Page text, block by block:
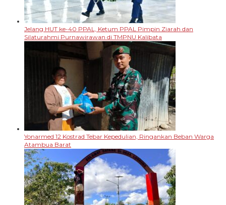
Jelang HUT ke-40 PPAL, Ketum PPAL Pimpin Ziarah dan
Silaturahmi Purnawirawan di TMPNU Kalibata
Yonarmed 12 Kostrad Tebar Kepedulian, Ringankan Beban Warga
Atambua Barat